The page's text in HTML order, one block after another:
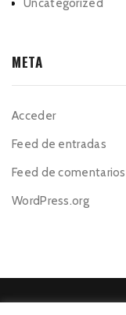
Uncategorized
META
Acceder
Feed de entradas
Feed de comentarios
WordPress.org